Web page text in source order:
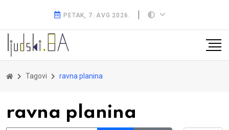
PETAK, 7. AVG 2026.
Tagovi ravna planina
ravna planina